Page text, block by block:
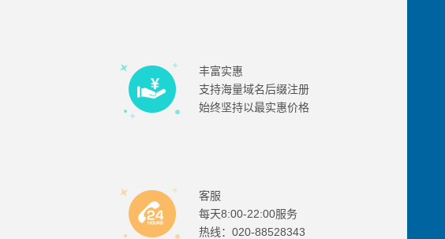
丰富实惠
支持海量域名后缀注册
始终坚持以最实惠价格
客服
每天8:00-22:00服务
热线：020-88528343